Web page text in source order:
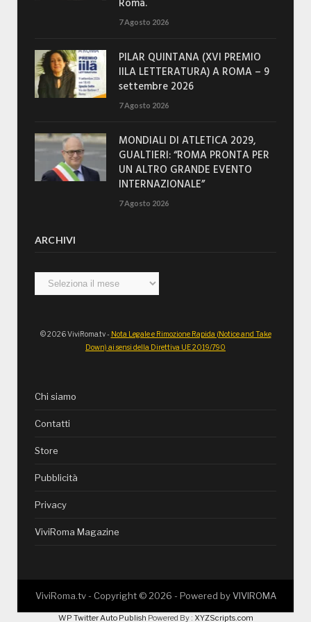
Roma.
7 Agosto 2026
PILAR QUINTANA (XVI PREMIO
IILA LETTERATURA) A ROMA – 9
settembre 2026
7 Agosto 2026
MONDIALI DI ATLETICA 2029,
GUALTIERI: “ROMA PRONTA PER
UN ALTRO GRANDE EVENTO
INTERNAZIONALE”
7 Agosto 2026
ARCHIVI
Archivi
© 2026 ViviRoma.tv - Nota Legale e Rimozione Rapida (Notice and Take
Down) ai sensi della Direttiva UE 2019/790
Chi siamo
Contatti
Store
Pubblicità
Privacy
ViviRoma Magazine
ViviRoma.tv - Copyright ©2026 - Powered byVIVIROMA
WP Twitter Auto Publish Powered By : XYZScripts.com